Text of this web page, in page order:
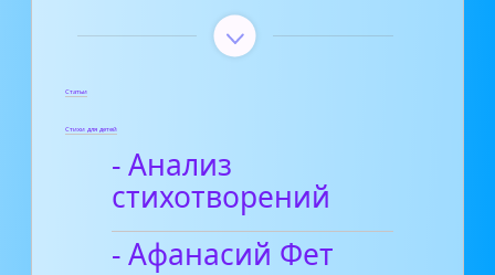
Статьи
Стихи для детей
- Анализ
стихотворений
- Афанасий Фет